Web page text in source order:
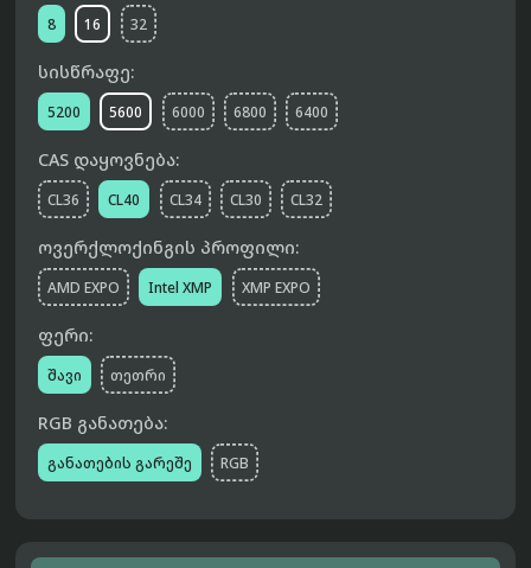
8 16 32
სისწრაფე:
5200 5600 6000 6800 6400
CAS დაყოვნება:
CL36 CL40 CL34 CL30 CL32
ოვერქლოქინგის პროფილი:
AMD EXPO Intel XMP XMP EXPO
ფერი:
შავი თეთრი
RGB განათება:
განათების გარეშე RGB